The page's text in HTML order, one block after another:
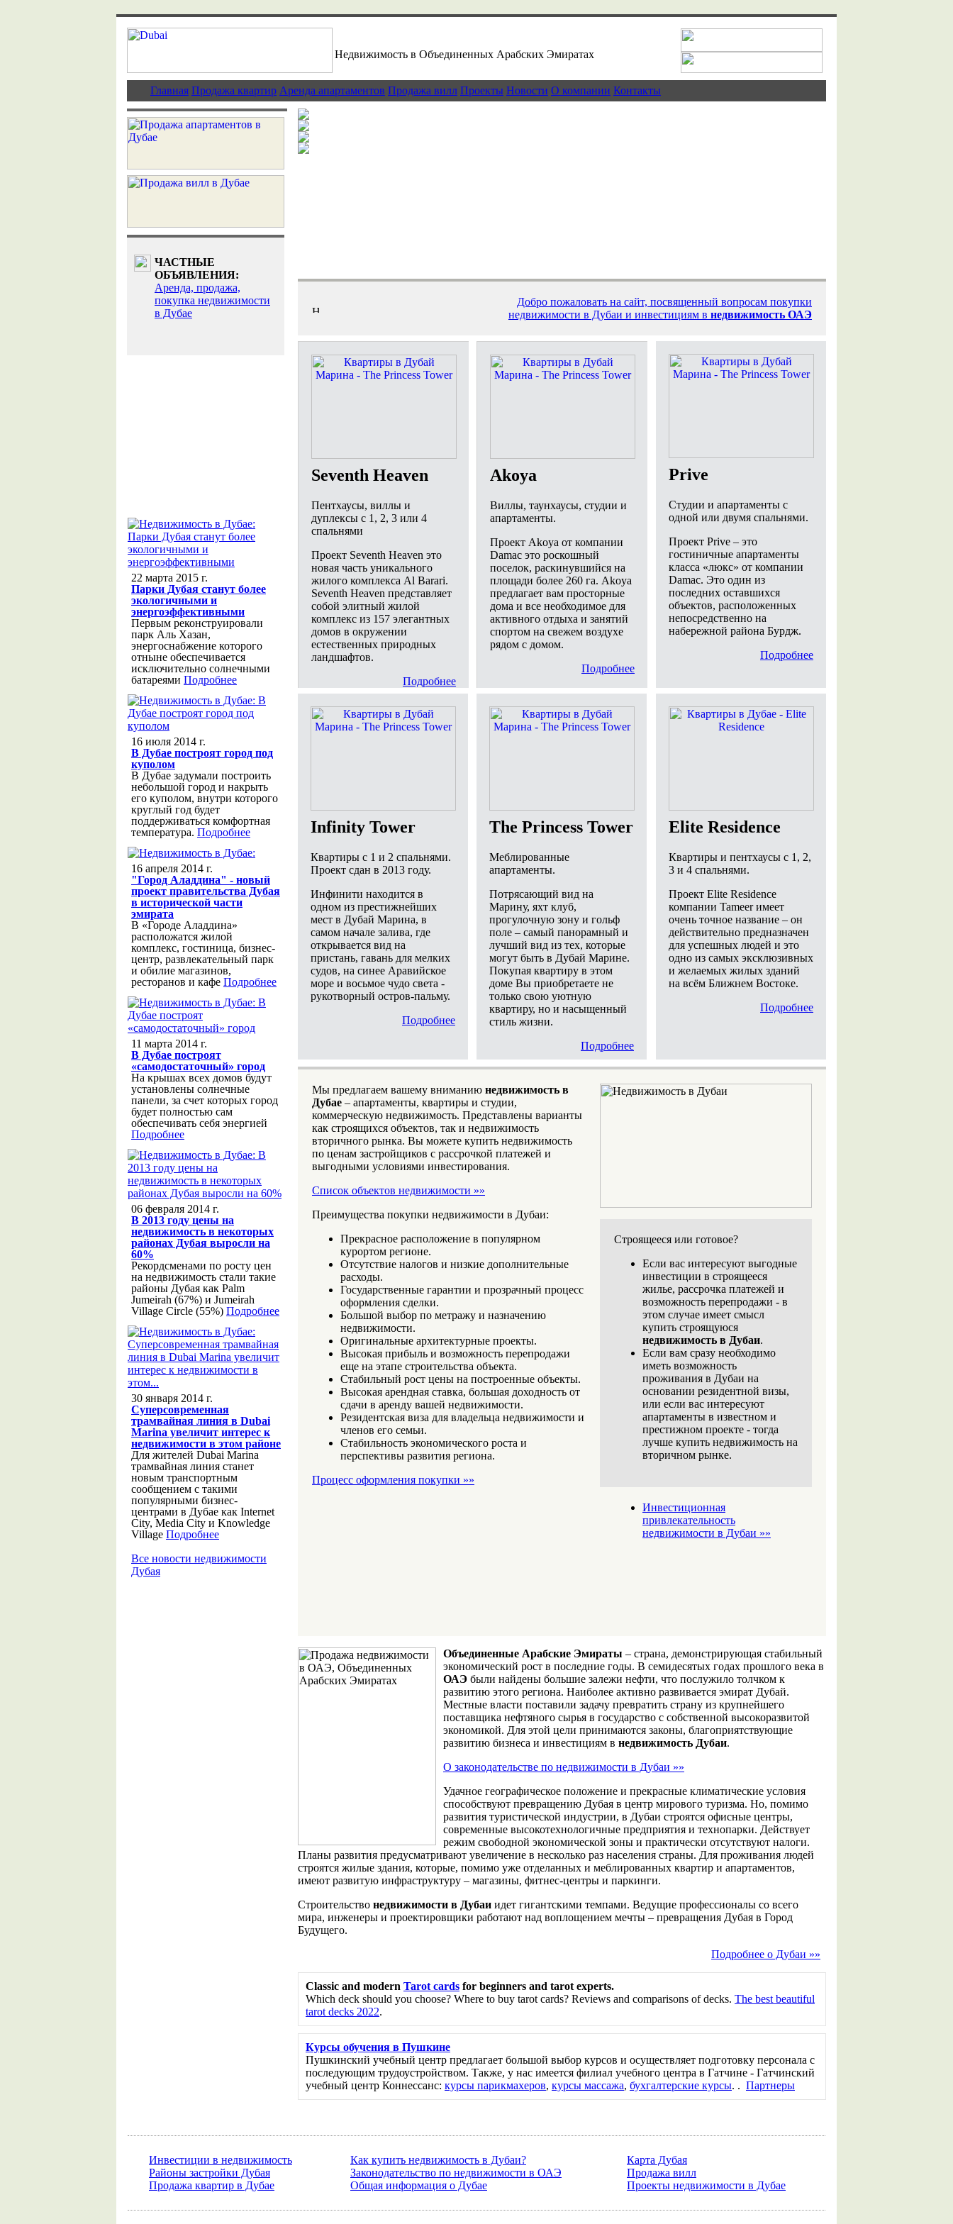
Недвижимость в Объединенных Арабских Эмиратах
Главная Продажа квартир Аренда апартаментов Продажа вилл Проекты Новости О компании Контакты
ЧАСТНЫЕ
ОБЪЯВЛЕНИЯ:
Аренда, продажа,
покупка недвижимости
в Дубае
Дубай - инвестиции в будущее
Добро пожаловать на сайт, посвященный вопросам покупки
недвижимости в Дубаи и инвестициям в недвижимость ОАЭ
Seventh Heaven
Пентхаусы, виллы и
дуплексы с 1, 2, 3 или 4
спальнями
Проект Seventh Heaven это
новая часть уникального
жилого комплекса Al Barari.
Seventh Heaven представляет
собой элитный жилой
комплекс из 157 элегантных
домов в окружении
естественных природных
ландшафтов.
Подробнее
Akoya
Виллы, таунхаусы, студии и
апартаменты.
Проект Akoya от компании
Damac это роскошный
поселок, раскинувшийся на
площади более 260 га. Akoya
предлагает вам просторные
дома и все необходимое для
активного отдыха и занятий
спортом на свежем воздухе
рядом с домом.
Подробнее
Prive
Студии и апартаменты с
одной или двумя спальнями.
Проект Prive – это
гостиничные апартаменты
класса «люкс» от компании
Damac. Это один из
последних оставшихся
объектов, расположенных
непосредственно на
набережной района Бурдж.
Подробнее
Infinity Tower
Квартиры с 1 и 2 спальнями.
Проект сдан в 2013 году.
Инфинити находится в
одном из престижнейших
мест в Дубай Марина, в
самом начале залива, где
открывается вид на
пристань, гавань для мелких
судов, на синее Аравийское
море и восьмое чудо света -
рукотворный остров-пальму.
Подробнее
The Princess Tower
Меблированные
апартаменты.
Потрясающий вид на
Марину, яхт клуб,
прогулочную зону и гольф
поле – самый панорамный и
лучший вид из тех, которые
могут быть в Дубай Марине.
Покупая квартиру в этом
доме Вы приобретаете не
только свою уютную
квартиру, но и насыщенный
стиль жизни.
Подробнее
Elite Residence
Квартиры и пентхаусы с 1, 2,
3 и 4 спальнями.
Проект Elite Residence
компании Tameer имеет
очень точное название – он
действительно предназначен
для успешных людей и это
одно из самых эксклюзивных
и желаемых жилых зданий
на всём Ближнем Востоке.
Подробнее
Мы предлагаем вашему вниманию недвижимость в
Дубае – апартаменты, квартиры и студии,
коммерческую недвижимость. Представлены варианты
как строящихся объектов, так и недвижимость
вторичного рынка. Вы можете купить недвижимость
по ценам застройщиков с рассрочкой платежей и
выгодными условиями инвестирования.
Список объектов недвижимости »»
Преимущества покупки недвижимости в Дубаи:
Прекрасное расположение в популярном
курортом регионе.
Отсутствие налогов и низкие дополнительные
расходы.
Государственные гарантии и прозрачный процесс
оформления сделки.
Большой выбор по метражу и назначению
недвижимости.
Оригинальные архитектурные проекты.
Высокая прибыль и возможность перепродажи
еще на этапе строительства объекта.
Стабильный рост цены на построенные объекты.
Высокая арендная ставка, большая доходность от
сдачи в аренду вашей недвижимости.
Резидентская виза для владельца недвижимости и
членов его семьи.
Стабильность экономического роста и
перспективы развития региона.
Процесс оформления покупки »»
Строящееся или готовое?
Если вас интересуют выгодные
инвестиции в строящееся
жилье, рассрочка платежей и
возможность перепродажи - в
этом случае имеет смысл
купить строящуюся
недвижимость в Дубаи.
Если вам сразу необходимо
иметь возможность
проживания в Дубаи на
основании резидентной визы,
или если вас интересуют
апартаменты в известном и
престижном проекте - тогда
лучше купить недвижимость на
вторичном рынке.
Инвестиционная
привлекательность
недвижимости в Дубаи »»
Объединенные Арабские Эмираты – страна, демонстрирующая стабильный
экономический рост в последние годы. В семидесятых годах прошлого века в
ОАЭ были найдены большие залежи нефти, что послужило толчком к
развитию этого региона. Наиболее активно развивается эмират Дубай.
Местные власти поставили задачу превратить страну из крупнейшего
поставщика нефтяного сырья в государство с собственной высокоразвитой
экономикой. Для этой цели принимаются законы, благоприятствующие
развитию бизнеса и инвестициям в недвижимость Дубаи.
О законодательстве по недвижимости в Дубаи »»
Удачное географическое положение и прекрасные климатические условия
способствуют превращению Дубая в центр мирового туризма. Но, помимо
развития туристической индустрии, в Дубаи строятся офисные центры,
современные высокотехнологичные предприятия и технопарки. Действует
режим свободной экономической зоны и практически отсутствуют налоги.
Планы развития предусматривают увеличение в несколько раз населения страны. Для проживания людей
строятся жилые здания, которые, помимо уже отделанных и меблированных квартир и апартаментов,
имеют развитую инфраструктуру – магазины, фитнес-центры и паркинги.
Строительство недвижимости в Дубаи идет гигантскими темпами. Ведущие профессионалы со всего
мира, инженеры и проектировщики работают над воплощением мечты – превращения Дубая в Город
Будущего.
Подробнее о Дубаи »»
Classic and modern Tarot cards for beginners and tarot experts.
Which deck should you choose? Where to buy tarot cards? Reviews and comparisons of decks. The best beautiful
tarot decks 2022.
Курсы обучения в Пушкине
Пушкинский учебный центр предлагает большой выбор курсов и осуществляет подготовку персонала с
последующим трудоустройством. Также, у нас имеется филиал учебного центра в Гатчине - Гатчинский
учебный центр Коннессанс: курсы парикмахеров, курсы массажа, бухгалтерские курсы. . Партнеры
22 марта 2015 г.
Парки Дубая станут более
экологичными и
энергоэффективными
Первым реконструировали
парк Аль Хазан,
энергоснабжение которого
отныне обеспечивается
исключительно солнечными
батареями Подробнее
16 июля 2014 г.
В Дубае построят город под
куполом
В Дубае задумали построить
небольшой город и накрыть
его куполом, внутри которого
круглый год будет
поддерживаться комфортная
температура. Подробнее
16 апреля 2014 г.
"Город Аладдина" - новый
проект правительства Дубая
в исторической части
эмирата
В «Городе Аладдина»
расположатся жилой
комплекс, гостиница, бизнес-
центр, развлекательный парк
и обилие магазинов,
ресторанов и кафе Подробнее
11 марта 2014 г.
В Дубае построят
«самодостаточный» город
На крышах всех домов будут
установлены солнечные
панели, за счет которых город
будет полностью сам
обеспечивать себя энергией
Подробнее
06 февраля 2014 г.
В 2013 году цены на
недвижимость в некоторых
районах Дубая выросли на
60%
Рекордсменами по росту цен
на недвижимость стали такие
районы Дубая как Palm
Jumeirah (67%) и Jumeirah
Village Circle (55%) Подробнее
30 января 2014 г.
Суперсовременная
трамвайная линия в Dubai
Marina увеличит интерес к
недвижимости в этом районе
Для жителей Dubai Marina
трамвайная линия станет
новым транспортным
сообщением с такими
популярными бизнес-
центрами в Дубае как Internet
City, Media City и Knowledge
Village Подробнее
Все новости недвижимости
Дубая
Инвестиции в недвижимость
Районы застройки Дубая
Продажа квартир в Дубае
Как купить недвижимость в Дубаи?
Законодательство по недвижимости в ОАЭ
Общая информация о Дубае
Карта Дубая
Продажа вилл
Проекты недвижимости в Дубае